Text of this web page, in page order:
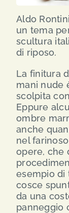
Aldo
un tema
scultura
di riposo.
La finitura
mani nude
scolpita
Eppure
ombre
anche
nel
opere, che
esempio di
cosce
da una
panneggio